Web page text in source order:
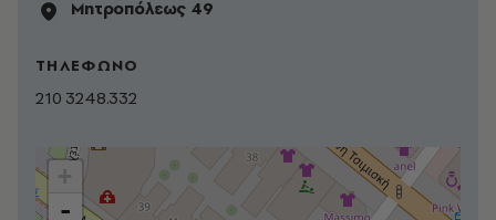
Mητροπόλεως 49
ΤΗΛΕΦΩΝΟ
210 3248.332
-